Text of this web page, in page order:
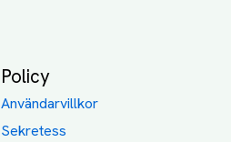
Policy
Användarvillkor
Sekretess